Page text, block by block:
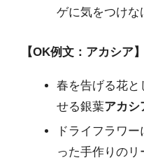
ゲに気をつけな
【OK例文：アカシア】
春を告げる花と
せる銀葉アカシ
ドライフラワー
った手作りのリ